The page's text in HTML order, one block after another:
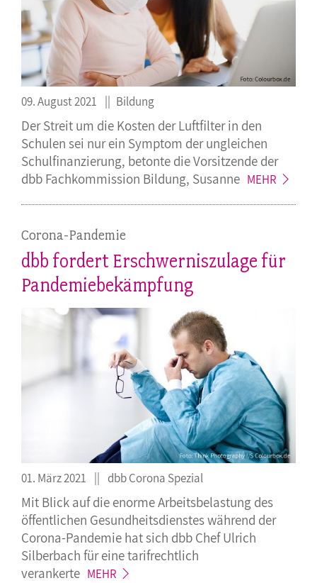
09. August 2021 Bildung
Der Streit um die Kosten der Luftfilter in den
Schulen sei nur ein Symptom der ungleichen
Schulfinanzierung, betonte die Vorsitzende der
dbb Fachkommission Bildung, Susanne MEHR
Corona-Pandemie
dbb fordert Erschwerniszulage für
Pandemiebekämpfung
01. März 2021 dbb Corona Spezial
Mit Blick auf die enorme Arbeitsbelastung des
öffentlichen Gesundheitsdienstes während der
Corona-Pandemie hat sich dbb Chef Ulrich
Silberbach für eine tarifrechtlich
verankerte MEHR